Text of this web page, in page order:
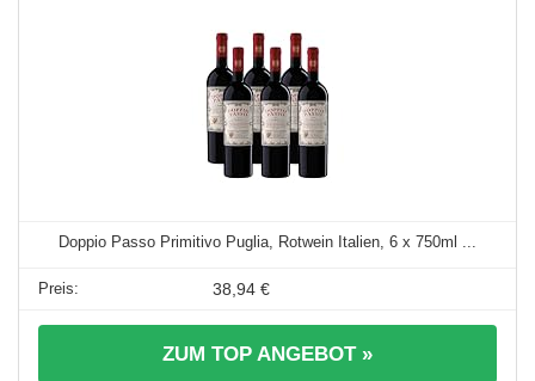
Doppio Passo Primitivo Puglia, Rotwein Italien, 6 x 750ml ...
38,94 €
ZUM TOP ANGEBOT »